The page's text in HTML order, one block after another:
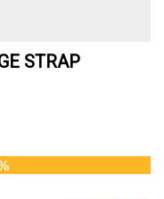
STRAP